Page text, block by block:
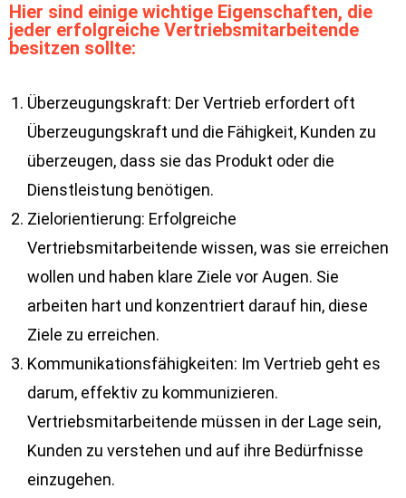
Hier sind einige wichtige Eigenschaften, die
jeder erfolgreiche Vertriebsmitarbeitende
besitzen sollte:
Überzeugungskraft: Der Vertrieb erfordert oft
Überzeugungskraft und die Fähigkeit, Kunden zu
überzeugen, dass sie das Produkt oder die
Dienstleistung benötigen.
Zielorientierung: Erfolgreiche
Vertriebsmitarbeitende wissen, was sie erreichen
wollen und haben klare Ziele vor Augen. Sie
arbeiten hart und konzentriert darauf hin, diese
Ziele zu erreichen.
Kommunikationsfähigkeiten: Im Vertrieb geht es
darum, effektiv zu kommunizieren.
Vertriebsmitarbeitende müssen in der Lage sein,
Kunden zu verstehen und auf ihre Bedürfnisse
einzugehen.